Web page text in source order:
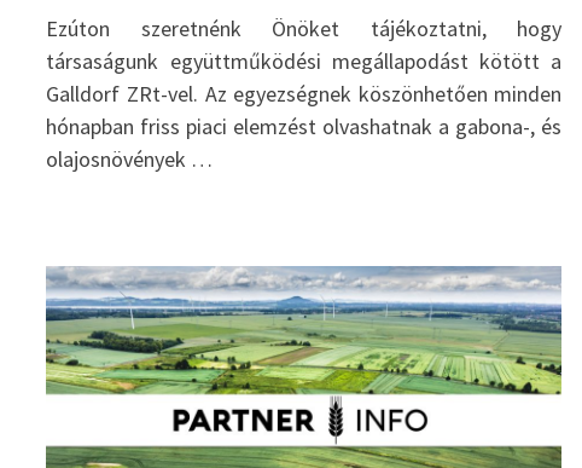
Ezúton szeretnénk Önöket tájékoztatni, hogy
társaságunk együttműködési megállapodást kötött a
Galldorf ZRt-vel. Az egyezségnek köszönhetően minden
hónapban friss piaci elemzést olvashatnak a gabona-, és
olajosnövények …